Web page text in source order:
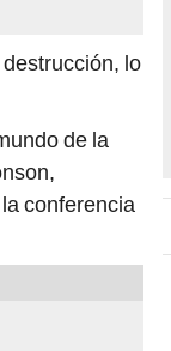
lo
de la
la conferencia